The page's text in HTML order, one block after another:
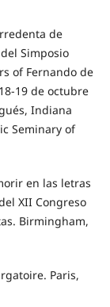
de
Simposio
of Fernando de
19 de octubre
Indiana
Seminary of
en las letras
XII Congreso
Birmingham,
Paris,